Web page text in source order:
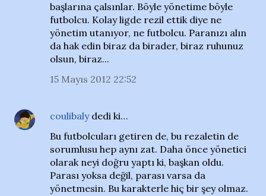
başlarına çalsınlar. Böyle yönetime böyle
futbolcu. Kolay ligde rezil ettik diye ne
yönetim utanıyor, ne futbolcu. Paranızı alın
da hak edin biraz da birader, biraz ruhunuz
olsun, biraz...
15 Mayıs 2012 22:52
coulibalydedi ki…
Bu futbolcuları getiren de, bu rezaletin de
sorumlusu hep aynı zat. Daha önce yönetici
olarak neyi doğru yaptı ki, başkan oldu.
Parası yoksa değil, parası varsa da
yönetmesin. Bu karakterle hiç bir şey olmaz.